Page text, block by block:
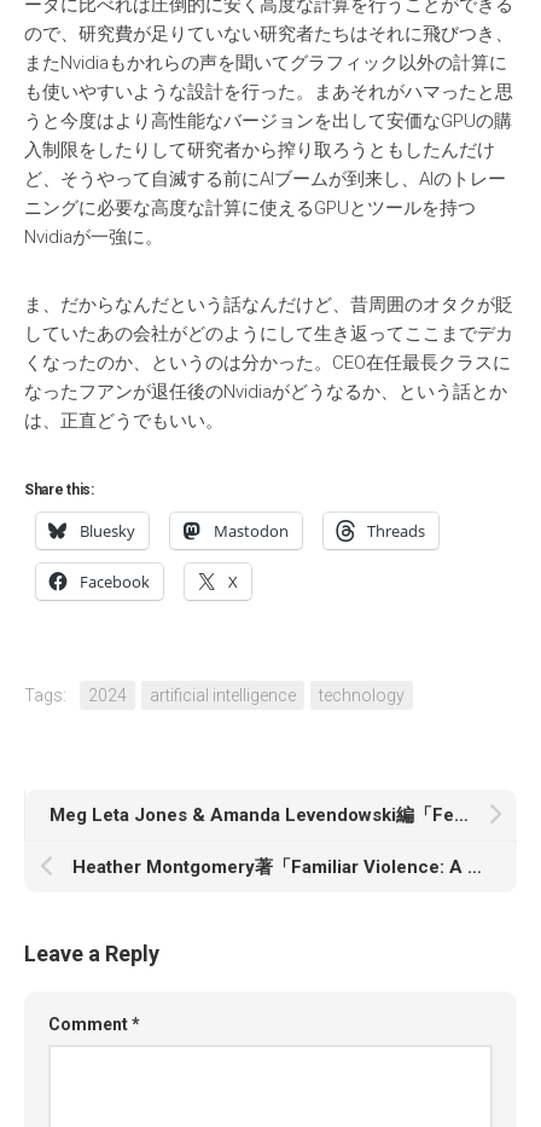
ータに比べれば圧倒的に安く高度な計算を行うことができる
ので、研究費が足りていない研究者たちはそれに飛びつき、
またNvidiaもかれらの声を聞いてグラフィック以外の計算に
も使いやすいような設計を行った。まあそれがハマったと思
うと今度はより高性能なバージョンを出して安価なGPUの購
入制限をしたりして研究者から搾り取ろうともしたんだけ
ど、そうやって自滅する前にAIブームが到来し、AIのトレー
ニングに必要な高度な計算に使えるGPUとツールを持つ
Nvidiaが一強に。
ま、だからなんだという話なんだけど、昔周囲のオタクが貶
していたあの会社がどのようにして生き返ってここまでデカ
くなったのか、というのは分かった。CEO在任最長クラスに
なったフアンが退任後のNvidiaがどうなるか、という話とか
は、正直どうでもいい。
Share this:
Bluesky Mastodon Threads
Facebook X
Tags: 2024 artificial intelligence technology
Meg Leta Jones & Amanda Levendowski編「Feminist Cyberlaw」
Heather Montgomery著「Familiar Violence: A History of Child Abuse」
Leave a Reply
Comment*